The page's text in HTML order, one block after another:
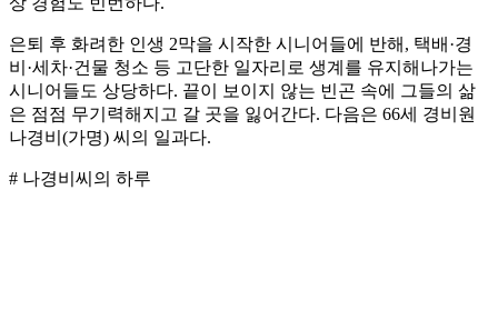
은퇴 후 화려한 인생 2막을 시작한 시니어들에 반해, 택배·경
비·세차·건물 청소 등 고단한 일자리로 생계를 유지해나가는
시니어들도 상당하다. 끝이 보이지 않는 빈곤 속에 그들의 삶
은 점점 무기력해지고 갈 곳을 잃어간다. 다음은 66세 경비원
나경비(가명) 씨의 일과다.
# 나경비씨의 하루